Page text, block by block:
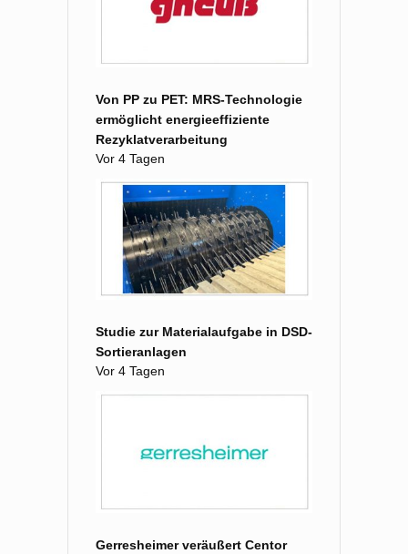
Von PP zu PET: MRS-Technologie
ermöglicht energieeffiziente
Rezyklatverarbeitung
Vor 4 Tagen
Studie zur Materialaufgabe in DSD-
Sortieranlagen
Vor 4 Tagen
Gerresheimer veräußert Centor